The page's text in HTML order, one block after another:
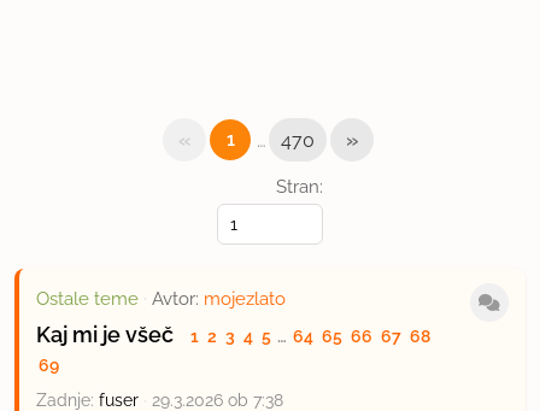
Stran:
« 1 … 470 »
Ostale teme · Avtor: mojezlato
Kaj mi je všeč 1 2 3 4 5 … 64 65 66 67 68
69
Zadnje: fuser · 29.3.2026 ob 7:38